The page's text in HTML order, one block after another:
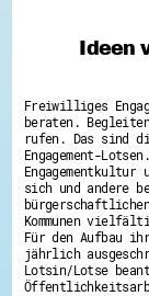
Ideen
Freiwilliges
beraten.
rufen. Das sind
Engagement-
sich und andere
Kommunen
Für den Aufbau
jährlich
Lotsin/Lotse